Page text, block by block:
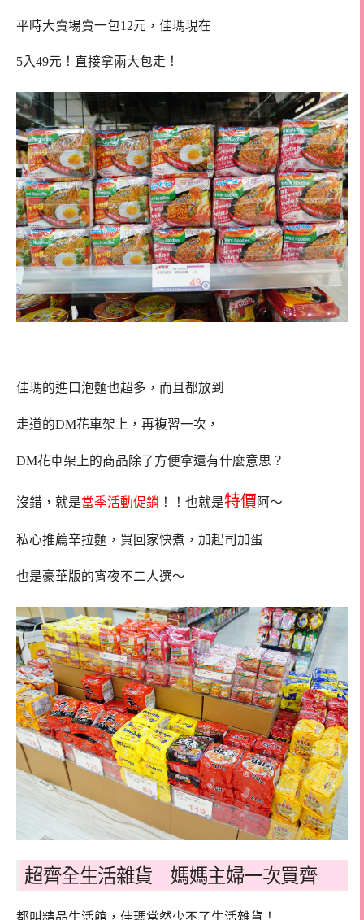
平時大賣場賣一包12元，佳瑪現在
5入49元！直接拿兩大包走！
佳瑪的進口泡麵也超多，而且都放到
走道的DM花車架上，再複習一次，
DM花車架上的商品除了方便拿還有什麼意思？
沒錯，就是當季活動促銷 ！！也就是特價 阿～
私心推薦辛拉麵，買回家快煮，加起司加蛋
也是豪華版的宵夜不二人選～
超齊全生活雜貨 媽媽主婦一次買齊
都叫精品生活館，佳瑪當然少不了生活雜貨！